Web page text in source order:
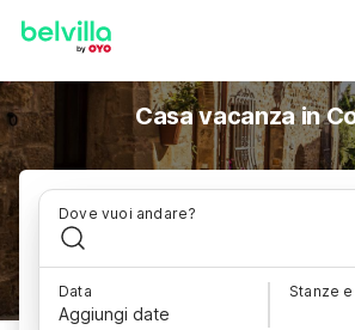
Casa vacanza in
Dove vuoi andare?
Data
Aggiungi date
Stanze